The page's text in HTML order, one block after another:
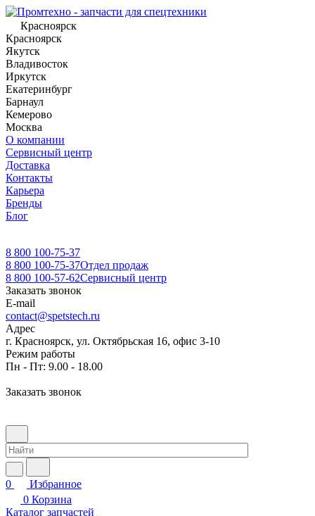
Красноярск
Красноярск
Якутск
Владивосток
Иркутск
Екатеринбург
Барнаул
Кемерово
Москва
О компании
Сервисный центр
Доставка
Контакты
Карьера
Бренды
Блог
8 800 100-75-37
8 800 100-75-37Отдел продаж
8 800 100-57-62Сервисный центр
Заказать звонок
E-mail
contact@spetstech.ru
Адрес
г. Красноярск, ул. Октябрьская 16, офис 3-10
Режим работы
Пн - Пт: 9.00 - 18.00
Заказать звонок
0
Избранное
0 Корзина
Каталог запчастей